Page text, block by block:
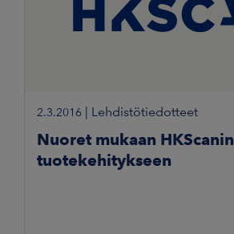
2.3.2016 Lehdistötiedotteet
Nuoret mukaan HKScanin
tuotekehitykseen